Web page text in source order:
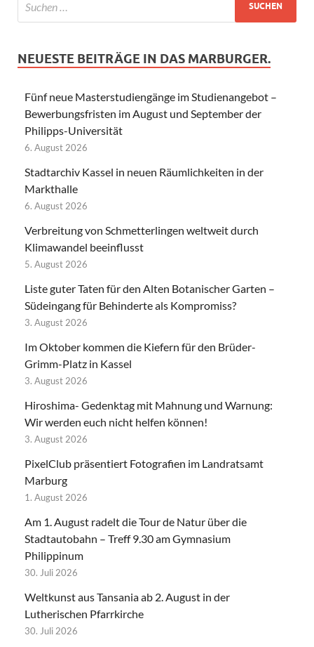
NEUESTE BEITRÄGE IN DAS MARBURGER.
Fünf neue Masterstudiengänge im Studienangebot –
Bewerbungsfristen im August und September der
Philipps-Universität
6. August 2026
Stadtarchiv Kassel in neuen Räumlichkeiten in der
Markthalle
6. August 2026
Verbreitung von Schmetterlingen weltweit durch
Klimawandel beeinflusst
5. August 2026
Liste guter Taten für den Alten Botanischer Garten –
Südeingang für Behinderte als Kompromiss?
3. August 2026
Im Oktober kommen die Kiefern für den Brüder-
Grimm-Platz in Kassel
3. August 2026
Hiroshima- Gedenktag mit Mahnung und Warnung:
Wir werden euch nicht helfen können!
3. August 2026
PixelClub präsentiert Fotografien im Landratsamt
Marburg
1. August 2026
Am 1. August radelt die Tour de Natur über die
Stadtautobahn – Treff 9.30 am Gymnasium
Philippinum
30. Juli 2026
Weltkunst aus Tansania ab 2. August in der
Lutherischen Pfarrkirche
30. Juli 2026